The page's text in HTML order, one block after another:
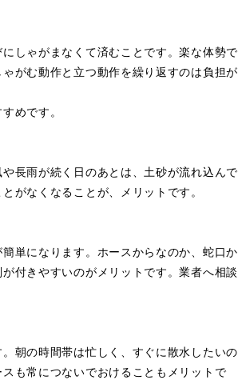
しゃがまなくて済むことです。楽な体勢で
がむ動作と立つ動作を繰り返すのは負担が
めです。
長雨が続く日のあとは、土砂が流れ込んで
がなくなることが、メリットです。
単になります。ホースからなのか、蛇口か
付きやすいのがメリットです。業者へ相談
朝の時間帯は忙しく、すぐに散水したいの
も常につないでおけることもメリットで